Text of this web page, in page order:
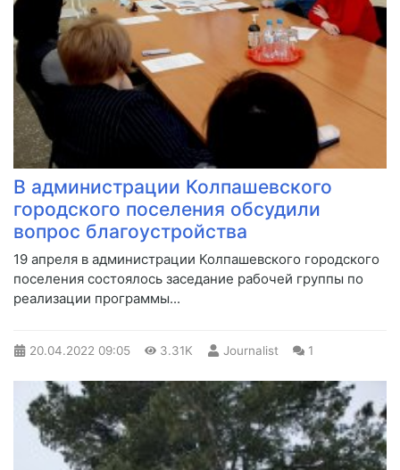
В администрации Колпашевского
городского поселения обсудили
вопрос благоустройства
19 апреля в администрации Колпашевского городского
поселения состоялось заседание рабочей группы по
реализации программы...
20.04.2022 09:05 3.31K Journalist 1